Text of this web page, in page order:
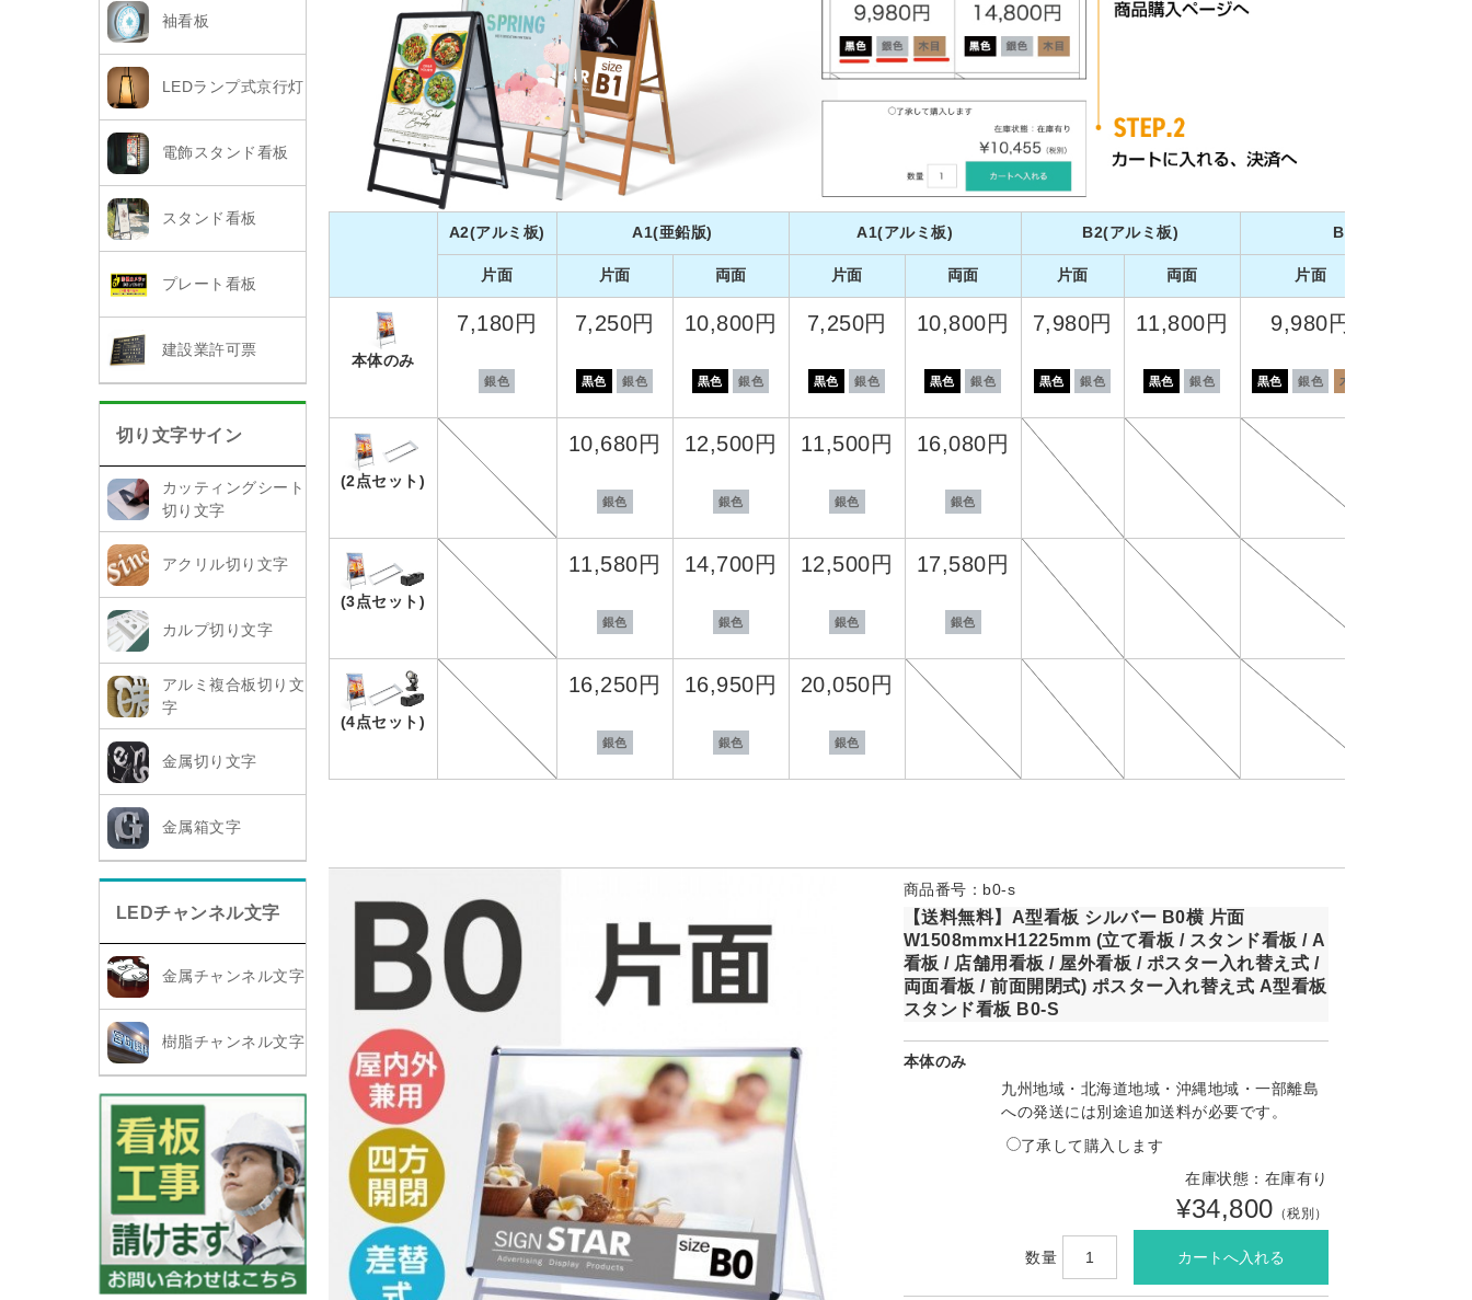
袖看板
LEDランプ式京行灯
電飾スタンド看板
スタンド看板
プレート看板
建設業許可票
切り文字サイン
カッティングシート
切り文字
アクリル切り文字
カルプ切り文字
アルミ複合板切り文
字
金属切り文字
金属箱文字
LEDチャンネル文字
金属チャンネル文字
樹脂チャンネル文字
A2(アルミ板) A1(亜鉛版) A1(アルミ板) B2(アルミ板) B1(アルミ板)
片面 片面 両面 片面 両面 片面 両面 片面
本体のみ
7,180円
銀色
7,250円
黒色 銀色
10,800円
黒色 銀色
7,250円
黒色 銀色
10,800円
黒色 銀色
7,980円
黒色 銀色
11,800円
黒色 銀色
9,980円
黒色 銀色 木目
(2点セット)
10,680円
銀色
12,500円
銀色
11,500円
銀色
16,080円
銀色
(3点セット)
11,580円
銀色
14,700円
銀色
12,500円
銀色
17,580円
銀色
(4点セット)
16,250円
銀色
16,950円
銀色
20,050円
銀色
商品番号：b0-s
【送料無料】A型看板 シルバー B0横 片面
W1508mmxH1225mm (立て看板 / スタンド看板 / A
看板 / 店舗用看板 / 屋外看板 / ポスター入れ替え式 /
両面看板 / 前面開閉式) ポスター入れ替え式 A型看板
スタンド看板 B0-S
本体のみ
九州地域・北海道地域・沖縄地域・一部離島
への発送には別途追加送料が必要です。
了承して購入します
在庫状態：在庫有り
¥34,800 （税別）
数量